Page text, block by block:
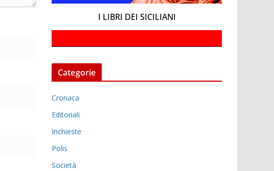
I LIBRI DEI SICILIANI
Categorie
Cronaca
Editoriali
Inchieste
Polis
Società